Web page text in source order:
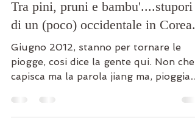
Paolo Narciso
26 nov 2018
Tempo di lettura: 2 min
Tra pini, pruni e bambu'....stupori
di un (poco) occidentale in Corea.
piogge, cosi dice la gente qui. Non che
capisca ma la parola jiang ma, pioggia